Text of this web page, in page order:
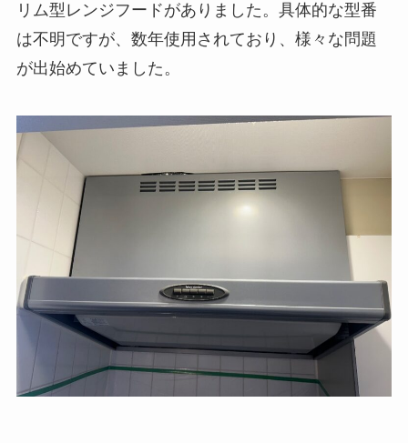
リム型レンジフードがありました。具体的な型番
は不明ですが、数年使用されており、様々な問題
が出始めていました。